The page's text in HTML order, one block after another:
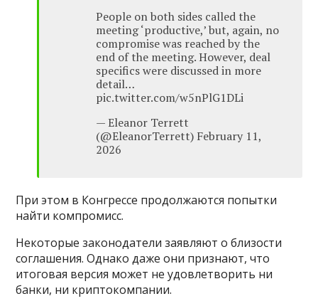
People on both sides called the
meeting ‘productive,’ but, again, no
compromise was reached by the
end of the meeting. However, deal
specifics were discussed in more
detail…
pic.twitter.com/w5nPlG1DLi
— Eleanor Terrett
(@EleanorTerrett) February 11,
2026
При этом в Конгрессе продолжаются попытки
найти компромисс.
Некоторые законодатели заявляют о близости
соглашения. Однако даже они признают, что
итоговая версия может не удовлетворить ни
банки, ни криптокомпании.